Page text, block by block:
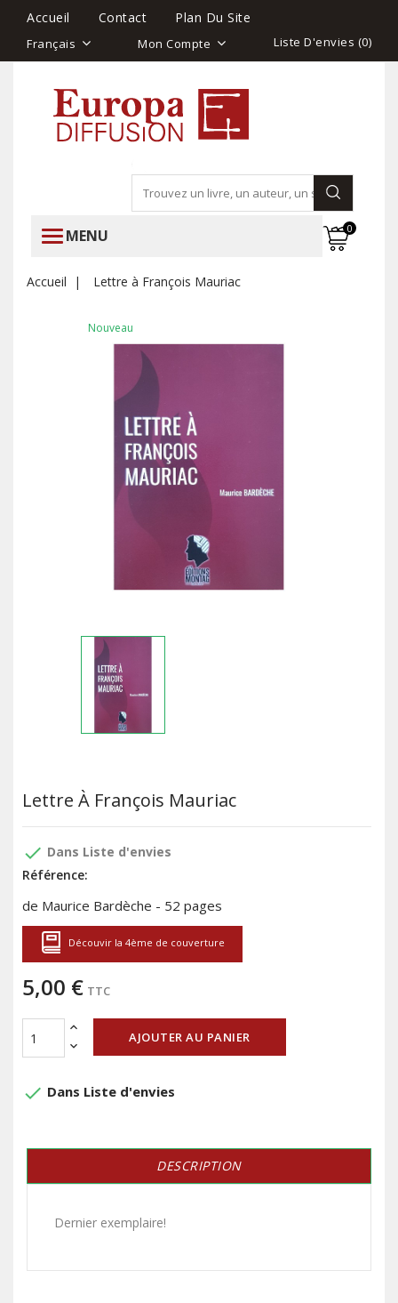
Accueil Contact Plan Du Site
Français Mon Compte Liste D'envies (0)
MENU 0
Accueil Lettre à François Mauriac
Nouveau
Lettre À François Mauriac
done Dans Liste d'envies
Référence:
de Maurice Bardèche - 52 pages
Découvir la 4ème de couverture
5,00 € TTC
AJOUTER AU PANIER
done Dans Liste d'envies
DESCRIPTION
Dernier exemplaire!